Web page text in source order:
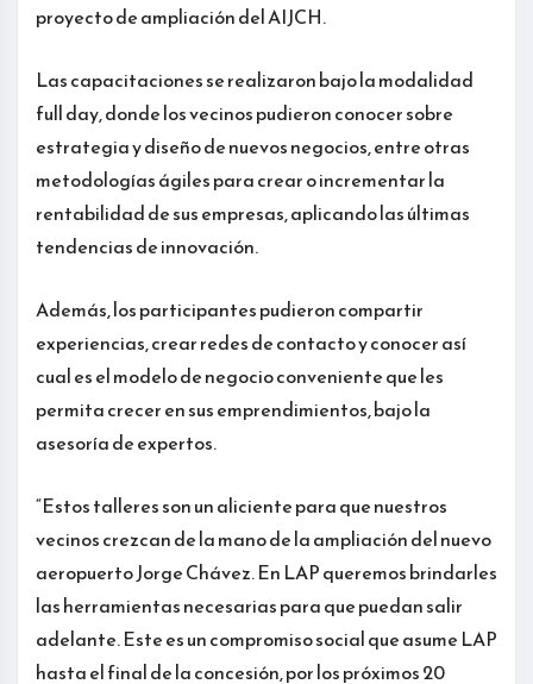
proyecto de ampliación del AIJCH.
Las capacitaciones se realizaron bajo la modalidad
full day, donde los vecinos pudieron conocer sobre
estrategia y diseño de nuevos negocios, entre otras
metodologías ágiles para crear o incrementar la
rentabilidad de sus empresas, aplicando las últimas
tendencias de innovación.
Además, los participantes pudieron compartir
experiencias, crear redes de contacto y conocer así
cual es el modelo de negocio conveniente que les
permita crecer en sus emprendimientos, bajo la
asesoría de expertos.
“Estos talleres son un aliciente para que nuestros
vecinos crezcan de la mano de la ampliación del nuevo
aeropuerto Jorge Chávez. En LAP queremos brindarles
las herramientas necesarias para que puedan salir
adelante. Este es un compromiso social que asume LAP
hasta el final de la concesión, por los próximos 20